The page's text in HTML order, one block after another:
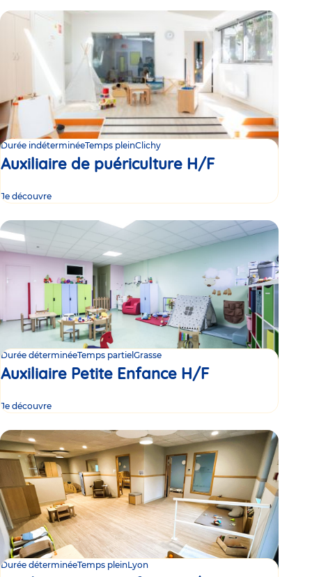
Durée indéterminéeTemps pleinClichy
Auxiliaire de puériculture H/F
Je découvre
Durée déterminéeTemps partiel Grasse
Auxiliaire Petite Enfance H/F
Je découvre
Durée déterminéeTemps pleinLyon